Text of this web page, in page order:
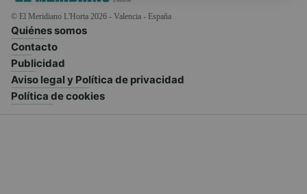
© El Meridiano L'Horta 2026 - Valencia - España
Quiénes somos
Contacto
Publicidad
Aviso legal y Política de privacidad
Política de cookies